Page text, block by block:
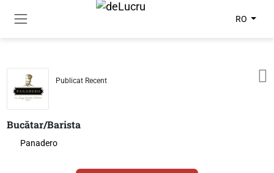
RO
Publicat Recent
Bucătar/Barista
Panadero